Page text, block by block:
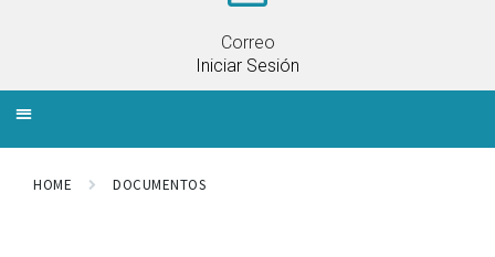
Correo
Iniciar Sesión
HOME DOCUMENTOS